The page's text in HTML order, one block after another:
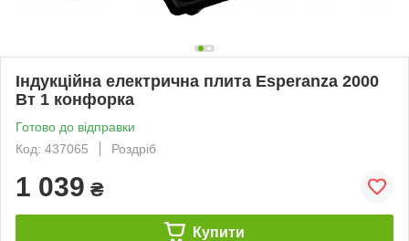
Індукційна електрична плита Esperanza 2000
Вт 1 конфорка
Готово до відправки
Код: 437065
Роздріб
1 039 ₴
Купити